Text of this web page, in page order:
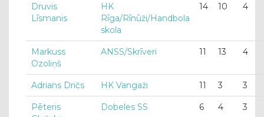
Druvis
Līsmanis
HK
Rīga/Rīnūži/Handbola
skola
14 10 4
Markuss
Ozoliņš
ANSS/Skrīveri 11 13 4
Adrians Dričs HK Vangaži 11 3 3
Pēteris
Dobeles SS 6 4 3